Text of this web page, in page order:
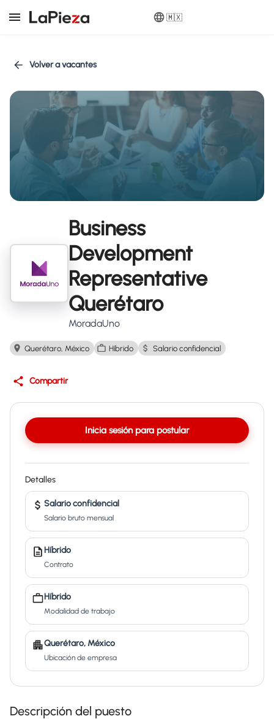
🇲🇽
Volver a vacantes
Business
Development
Representative
Querétaro
MoradaUno
Querétaro, México Híbrido Salario confidencial
Compartir
Inicia sesión para postular
Detalles
Salario confidencial
Salario bruto mensual
Híbrido
Contrato
Híbrido
Modalidad de trabajo
Querétaro, México
Ubicación de empresa
Descripción del puesto